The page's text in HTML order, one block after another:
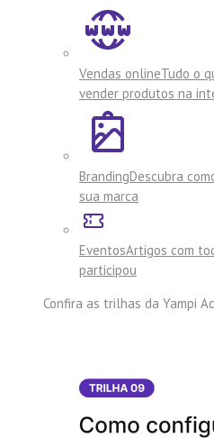
Vendas onlineTudo o
vender produtos na
BrandingDescubra
sua marca
EventosArtigos com
participou
Confira as trilhas da Yampi